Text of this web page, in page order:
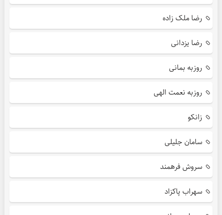
رضا ملک زاده
رضا یزدانی
روزبه بمانی
روزبه نعمت الهی
زانکو
سامان جلیلی
سروش فرهمند
سهراب پاکزاد